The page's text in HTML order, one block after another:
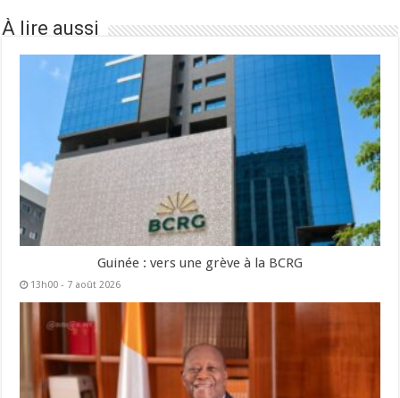
À lire aussi
Guinée : vers une grève à la BCRG
13h00 - 7 août 2026